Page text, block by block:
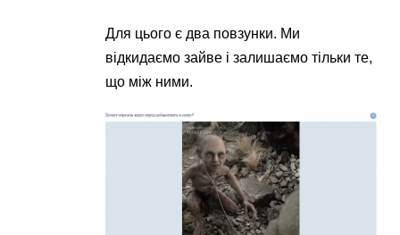
Для цього є два повзунки. Ми
відкидаємо зайве і залишаємо тільки те,
що між ними.